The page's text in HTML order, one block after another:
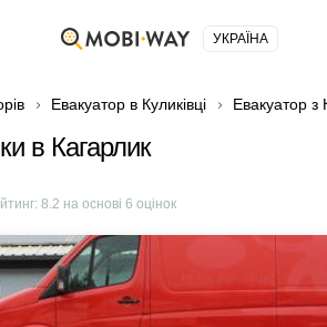
УКРАЇНА
Евакуатор в Куликівці Евакуатор з
в Кагарлик
8.2 на основі 6 оцінок